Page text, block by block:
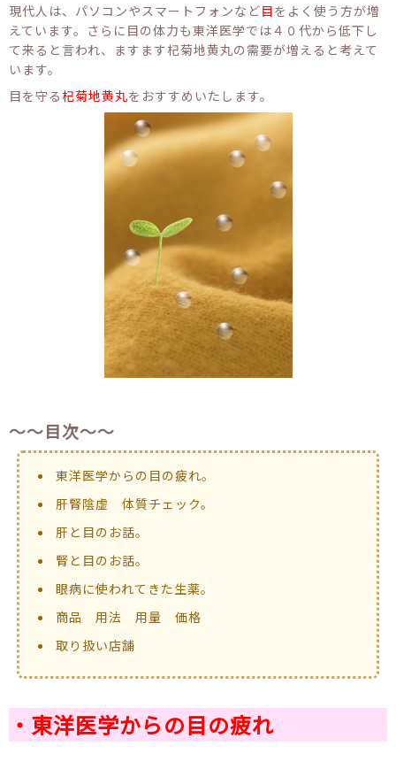
現代人は、パソコンやスマートフォンなど目をよく使う方が増
えています。さらに目の体力も東洋医学では４０代から低下し
て来ると言われ、ますます杞菊地黄丸の需要が増えると考えて
います。
目を守る杞菊地黄丸をおすすめいたします。
～～目次～～
東洋医学からの目の疲れ。
肝腎陰虚 体質チェック。
肝と目のお話。
腎と目のお話。
眼病に使われてきた生薬。
商品 用法 用量 価格
取り扱い店舗
・東洋医学からの目の疲れ